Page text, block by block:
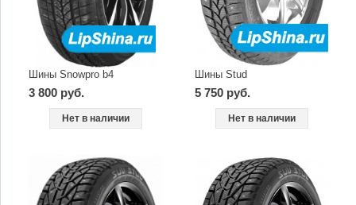
Шины Snowpro b4
3 800 руб.
Нет в наличии
Шины Stud
5 750 руб.
Нет в наличии